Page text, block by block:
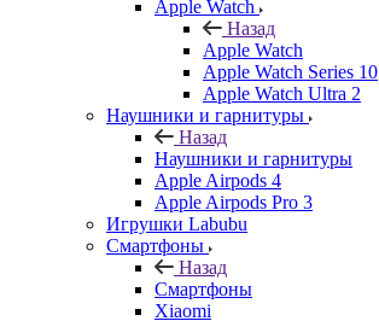
Apple Watch
Назад
Apple Watch
Apple Watch Series 10
Apple Watch Ultra 2
Наушники и гарнитуры
Назад
Наушники и гарнитуры
Apple Airpods 4
Apple Airpods Pro 3
Игрушки Labubu
Смартфоны
Назад
Смартфоны
Xiaomi